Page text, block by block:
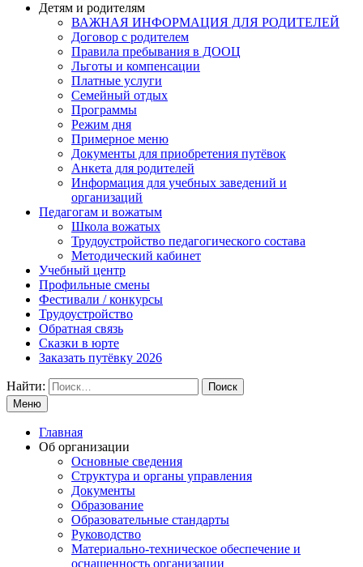
Детям и родителям
ВАЖНАЯ ИНФОРМАЦИЯ ДЛЯ РОДИТЕЛЕЙ
Договор с родителем
Правила пребывания в ДООЦ
Льготы и компенсации
Платные услуги
Семейный отдых
Программы
Режим дня
Примерное меню
Документы для приобретения путёвок
Анкета для родителей
Информация для учебных заведений и
организаций
Педагогам и вожатым
Школа вожатых
Трудоустройство педагогического состава
Методический кабинет
Учебный центр
Профильные смены
Фестивали / конкурсы
Трудоустройство
Обратная связь
Сказки в юрте
Заказать путёвку 2026
Найти:
Меню
Главная
Об организации
Основные сведения
Структура и органы управления
Документы
Образование
Образовательные стандарты
Руководство
Материально-техническое обеспечение и
оснащенность организации